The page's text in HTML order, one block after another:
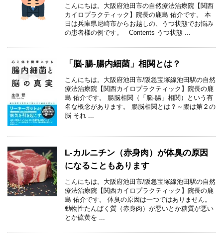
こんにちは。大阪府池田市の自然療法治療院【関西
カイロプラクティック】院長の鹿島 佑介です。 本
日は兵庫県尼崎市からお越しの、うつ状態でお悩み
の患者様の例です。 Contents うつ状態 ...
「脳-腸-腸内細菌」相関とは？
こんにちは。大阪府池田市/阪急宝塚線池田駅の自然
療法治療院【関西カイロプラクティック】院長の鹿
島 佑介です。 腸脳相関（「脳-腸」相関）という有
名な概念があります。 腸脳相関とは？～腸は第２の
脳 それ ...
L-カルニチン（赤身肉）が体臭の原因
になることもあります
こんにちは。大阪府池田市/阪急宝塚線池田駅の自然
療法治療院【関西カイロプラクティック】院長の鹿
島 佑介です。 体臭の原因は一つではありません。
動物性たんぱく質（赤身肉）が悪いとか糖質が悪い
とか硫黄を ...